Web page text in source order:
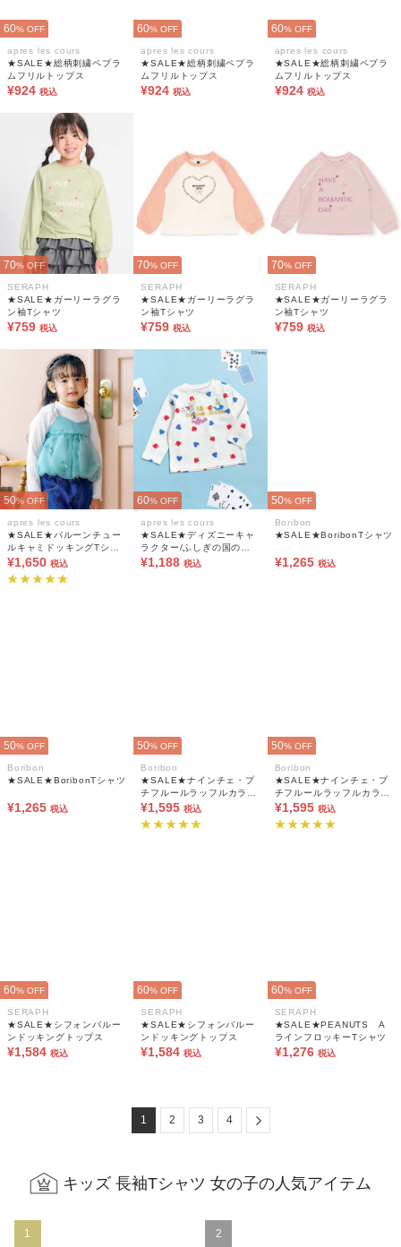
60% OFF
apres les cours
★SALE★総柄刺繍ペプラ
ムフリルトップス
¥924 税込
60% OFF
apres les cours
★SALE★総柄刺繍ペプラ
ムフリルトップス
¥924 税込
60% OFF
apres les cours
★SALE★総柄刺繍ペプラ
ムフリルトップス
¥924 税込
70% OFF
SERAPH
★SALE★ガーリーラグラ
ン袖Tシャツ
¥759 税込
70% OFF
SERAPH
★SALE★ガーリーラグラ
ン袖Tシャツ
¥759 税込
70% OFF
SERAPH
★SALE★ガーリーラグラ
ン袖Tシャツ
¥759 税込
50% OFF
apres les cours
★SALE★バルーンチュー
ルキャミドッキングTシャ
ツ
¥1,650 税込
60% OFF
apres les cours
★SALE★ディズニーキャ
ラクター/ふしぎの国のア
リス/長袖Tシャツ
¥1,188 税込
50% OFF
Boribon
★SALE★BoribonTシャツ
¥1,265 税込
50% OFF
Boribon
★SALE★BoribonTシャツ
¥1,265 税込
50% OFF
Boribon
★SALE★ナインチェ・プ
チフルールラッフルカラー
総柄Tシャツ
¥1,595 税込
50% OFF
Boribon
★SALE★ナインチェ・プ
チフルールラッフルカラー
総柄Tシャツ
¥1,595 税込
60% OFF
SERAPH
★SALE★シフォンバルー
ンドッキングトップス
¥1,584 税込
60% OFF
SERAPH
★SALE★シフォンバルー
ンドッキングトップス
¥1,584 税込
60% OFF
SERAPH
★SALE★PEANUTS A
ラインフロッキーTシャツ
¥1,276 税込
1 2 3 4 Next
キッズ 長袖Tシャツ 女の子の人気アイテム
1 2